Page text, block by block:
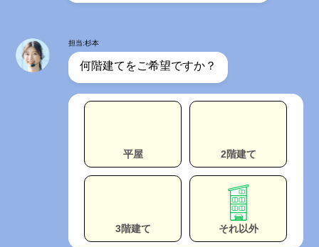
担当:杉本
何階建てをご希望ですか？
平屋 2階建て
3階建て それ以外